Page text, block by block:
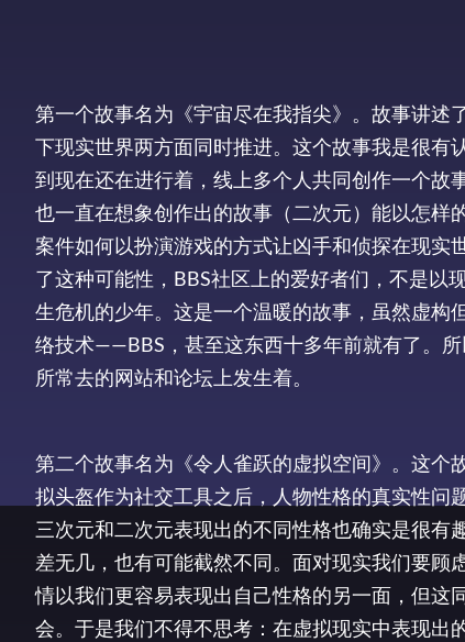
第一个故事名为《宇宙尽在我指尖》。故事讲述
下现实世界两方面同时推进。这个故事我是很
到现在还在进行着，线上多个人共同创作一个故
也一直在想象创作出的故事（二次元）能以怎样
案件如何以扮演游戏的方式让凶手和侦探在现实
了这种可能性，BBS社区上的爱好者们，不是以
生危机的少年。这是一个温暖的故事，虽然虚构
络技术——BBS，甚至这东西十多年前就有了。
所常去的网站和论坛上发生着。
第二个故事名为《令人雀跃的虚拟空间》。这个
拟头盔作为社交工具之后，人物性格的真实性问
三次元和二次元表现出的不同性格也确实是很
差无几，也有可能截然不同。面对现实我们要
情以我们更容易表现出自己性格的另一面，但这
会。于是我们不得不思考：在虚拟现实中表现出